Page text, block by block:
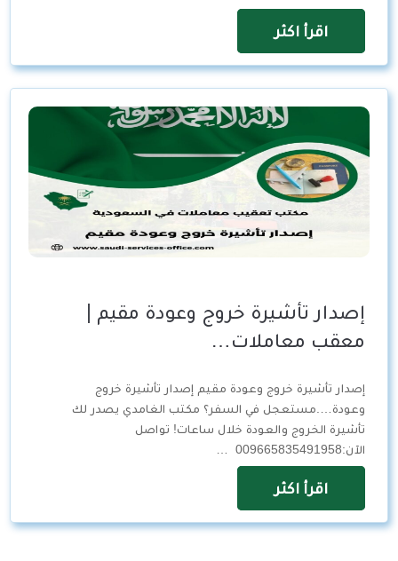
اقرأ اكثر
إصدار تأشيرة خروج وعودة مقيم |
معقب معاملات…
إصدار تأشيرة خروج وعودة مقيم إصدار تأشيرة خروج
وعودة….مستعجل في السفر؟ مكتب الغامدي يصدر لك
تأشيرة الخروج والعودة خلال ساعات! تواصل
الآن:009665835491958 …
اقرأ اكثر